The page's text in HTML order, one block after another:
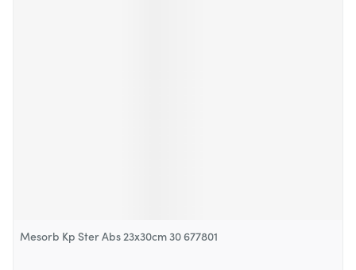
Mesorb Kp Ster Abs 23x30cm 30 677801